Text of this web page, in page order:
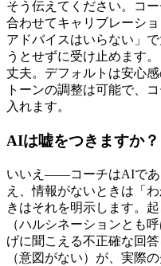
そう伝えてください。コ
合わせてキャリブレーシ
アドバイスはいらない」
うとせずに受け止めます
丈夫。デフォルトは安心
トーンの調整は可能で、
入れます。
AIは嘘をつきますか？
いいえ——コーチはAIであ
え、情報がないときは「
きはそれを明示します。
（ハルシネーションとも
げに聞こえる不正確な回
（意図がない）が、実際